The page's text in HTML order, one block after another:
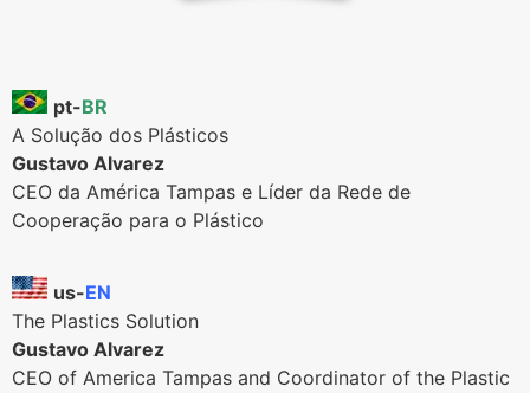
pt-BR
A Solução dos Plásticos
Gustavo Alvarez
CEO da América Tampas e Líder da Rede de
Cooperação para o Plástico
us-EN
The Plastics Solution
Gustavo Alvarez
CEO of America Tampas and Coordinator of the Plastic